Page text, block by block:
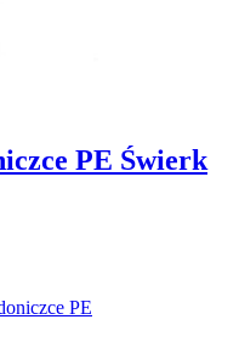
PE Świerk